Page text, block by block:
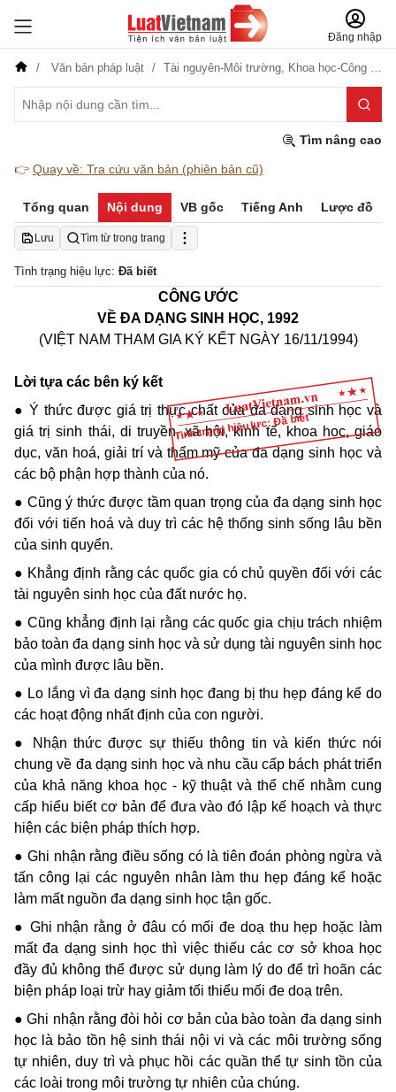
Đăng nhập
Văn bản pháp luật Tài nguyên-Môi trường, Khoa học-Công nghệ
Tìm nâng cao
👉 Quay về: Tra cứu văn bản (phiên bản cũ)
Tổng quan Nội dung VB gốc Tiếng Anh Lược đồ
Lưu Tìm từ trong trang
Tình trạng hiệu lực: Đã biết
Tình trạng hiệu lực: Đã biết
CÔNG ƯỚC
VỀ ĐA DẠNG SINH HỌC, 1992
(VIỆT NAM THAM GIA KÝ KẾT NGÀY 16/11/1994)
Lời tựa các bên ký kết
● Ý thức được giá trị thực chất của đa dạng sinh học và
giá trị sinh thái, di truyền, xã hội, kinh tế, khoa học, giáo
dục, văn hoá, giải trí và thẩm mỹ của đa dạng sinh học và
các bộ phận hợp thành của nó.
● Cũng ý thức được tầm quan trọng của đa dạng sinh học
đối với tiến hoá và duy trì các hệ thống sinh sống lâu bền
của sinh quyển.
● Khẳng định rằng các quốc gia có chủ quyền đối với các
tài nguyên sinh học của đất nước họ.
● Cũng khẳng định lại rằng các quốc gia chịu trách nhiệm
bảo toàn đa dạng sinh học và sử dụng tài nguyên sinh học
của mình được lâu bền.
● Lo lắng vì đa dạng sinh học đang bị thu hẹp đáng kể do
các hoạt động nhất định của con người.
● Nhận thức được sự thiếu thông tin và kiến thức nói
chung về đa dạng sinh học và nhu cầu cấp bách phát triển
của khả năng khoa học - kỹ thuật và thể chế nhằm cung
cấp hiểu biết cơ bản để đưa vào đó lập kế hoạch và thực
hiện các biện pháp thích hợp.
● Ghi nhận rằng điều sống có là tiên đoán phòng ngừa và
tấn công lại các nguyên nhân làm thu hẹp đáng kể hoặc
làm mất nguồn đa dạng sinh học tận gốc.
● Ghi nhận rằng ở đâu có mối đe doạ thu hẹp hoặc làm
mất đa dạng sinh học thì việc thiếu các cơ sở khoa học
đầy đủ không thể được sử dụng làm lý do để trì hoãn các
biện pháp loại trừ hay giảm tối thiểu mối đe doạ trên.
● Ghi nhận rằng đòi hỏi cơ bản của bào toàn đa dạng sinh
học là bảo tồn hệ sinh thái nội vi và các môi trường sống
tự nhiên, duy trì và phục hồi các quần thể tự sinh tồn của
các loài trong môi trường tự nhiên của chúng.